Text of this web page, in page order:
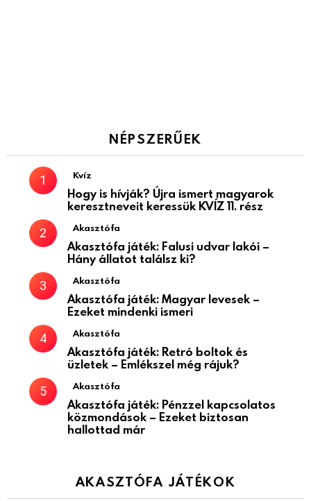
NÉPSZERŰEK
Kvíz
Hogy is hívják? Újra ismert magyarok
keresztneveit keressük KVÍZ 11. rész
Akasztófa
Akasztófa játék: Falusi udvar lakói –
Hány állatot találsz ki?
Akasztófa
Akasztófa játék: Magyar levesek –
Ezeket mindenki ismeri
Akasztófa
Akasztófa játék: Retró boltok és
üzletek – Emlékszel még rájuk?
Akasztófa
Akasztófa játék: Pénzzel kapcsolatos
közmondások – Ezeket biztosan
hallottad már
AKASZTÓFA JÁTÉKOK